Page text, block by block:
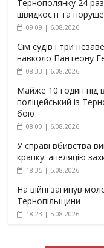
Тернополянку 24
швидкості та
09:09 | 6.08.2026
Сім судів і три
навколо Пантеону
08:33 | 6.08.2026
Майже 10 годин під
поліцейський із
бою
08:00 | 6.08.2026
У справі вбивства
крапку: апеляцію
18:35 | 5.08.2026
На війні загинув
Тернопільщини
18:23 | 5.08.2026